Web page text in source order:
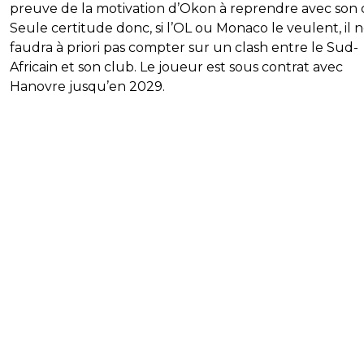
preuve de la motivation d’Okon à reprendre avec son
Seule certitude donc, si l’OL ou Monaco le veulent, il
faudra à priori pas compter sur un clash entre le Sud-
Africain et son club. Le joueur est sous contrat avec
Hanovre jusqu’en 2029.